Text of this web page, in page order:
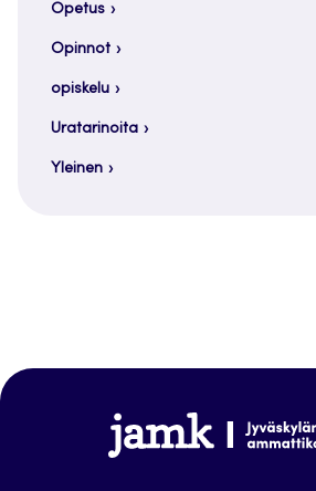
Opetus
Opinnot
opiskelu
Uratarinoita
Yleinen
www.jamk.fi